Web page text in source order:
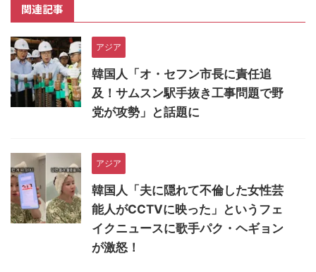
関連記事
アジア
韓国人「オ・セフン市長に責任追
及！サムスン駅手抜き工事問題で野
党が攻勢」と話題に
アジア
韓国人「夫に隠れて不倫した女性芸
能人がCCTVに映った」というフェ
イクニュースに歌手パク・ヘギョン
が激怒！